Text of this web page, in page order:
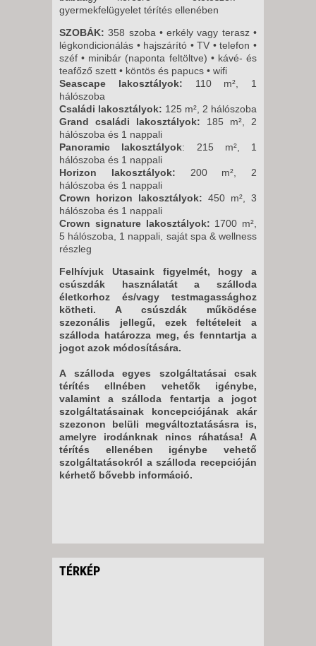
gyermekfelügyelet térítés ellenében
SZOBÁK: 358 szoba • erkély vagy terasz •
légkondicionálás • hajszárító • TV • telefon •
széf • minibár (naponta feltöltve) • kávé- és
teafőző szett • köntös és papucs • wifi
Seascape lakosztályok: 110 m², 1
hálószoba
Családi lakosztályok: 125 m², 2 hálószoba
Grand családi lakosztályok: 185 m², 2
hálószoba és 1 nappali
Panoramic lakosztályok: 215 m², 1
hálószoba és 1 nappali
Horizon lakosztályok: 200 m², 2
hálószoba és 1 nappali
Crown horizon lakosztályok: 450 m², 3
hálószoba és 1 nappali
Crown signature lakosztályok: 1700 m²,
5 hálószoba, 1 nappali, saját spa & wellness
részleg
Felhívjuk Utasaink figyelmét, hogy a
csúszdák használatát a szálloda
életkorhoz és/vagy testmagassághoz
kötheti. A csúszdák működése
szezonális jellegű, ezek feltételeit a
szálloda határozza meg, és fenntartja a
jogot azok módosítására.
A szálloda egyes szolgáltatásai csak
térítés ellnében vehetők igénybe,
valamint a szálloda fentartja a jogot
szolgáltatásainak koncepciójának akár
szezonon belüli megváltoztatásásra is,
amelyre irodánknak nincs ráhatása! A
térítés ellenében igénybe vehető
szolgáltatásokról a szálloda recepcióján
kérhető bővebb információ.
TÉRKÉP